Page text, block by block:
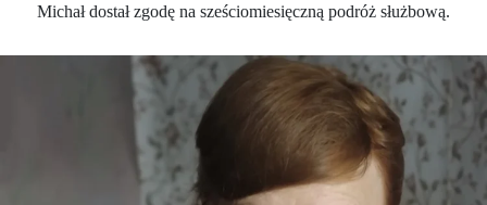
Michał dostał zgodę na sześciomiesięczną podróż służbową.